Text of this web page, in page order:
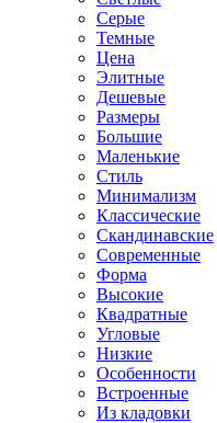
Серые
Темные
Цена
Элитные
Дешевые
Размеры
Большие
Маленькие
Стиль
Минимализм
Классические
Скандинавские
Современные
Форма
Высокие
Квадратные
Угловые
Низкие
Особенности
Встроенные
Из кладовки